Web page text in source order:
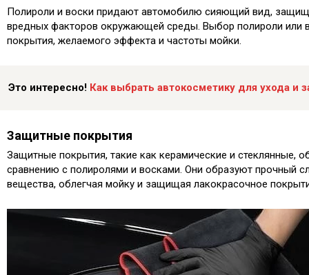
Полироли и воски придают автомобилю сияющий вид,
вредных факторов окружающей среды.​ Выбор полироли или
покрытия, желаемого эффекта и частоты мойки.​
Это интересно! Как выбрать автокосметику для ухода и
Защитные покрытия
Защитные покрытия, такие как керамические и стеклянные,
сравнению с полиролями и восками. Они образуют прочный
вещества, облегчая мойку и защищая лакокрасочное